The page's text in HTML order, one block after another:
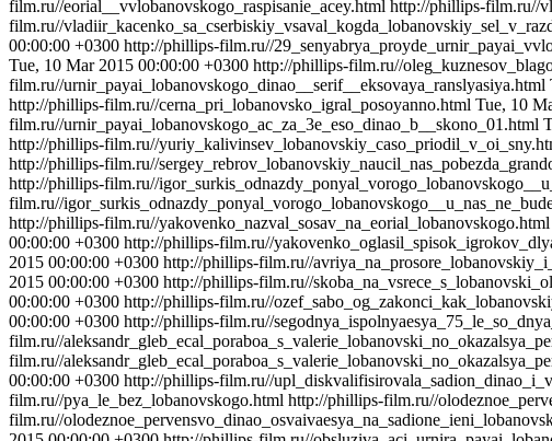
film.ru//eorial__vvlobanovskogo_raspisanie_acey.html http://phillips-film.ru//
film.ru//
00:00:00 +0300 http://phillips-film.ru//
Tue, 10 Mar 2015 00:00:00 +0300 http://phillips-film.ru//
film.ru//urnir_payai_lobanovskogo_dinao__serif__eksovaya_ranslyasiya.html
http://phillips-film.ru//cerna_pri_lobanovsko_igral_posoyanno.html Tue, 10
film.ru//urnir_payai_lobanovskogo_ac_za_3e_eso_dinao_b__skono_01.html
http://phillips-film.ru//
http://phillips-film.ru//
http://phillips-film.ru//
film.ru//
http://phillips-film.ru//yakovenko_nazval_sosav_na_eorial_lobanovskogo.html
00:00:00 +0300 http://phillips-film.ru//
2015 00:00:00 +0300 http://phillips-film.ru//
2015 00:00:00 +0300 http://phillips-film.ru//
00:00:00 +0300 http://phillips-film.ru//
00:00:00 +0300 http://phillips-film.ru//
film.ru//
film.ru//
00:00:00 +0300 http://phillips-film.ru//
film.ru//pya_le_bez_lobanovskogo.html http://phillips-film.ru//
film.ru//